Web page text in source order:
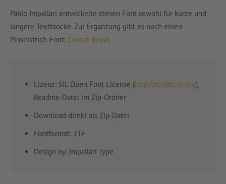
Pablo Impallari entwickelte diesen Font sowohl für kurze und
längere Textblöcke. Zur Ergänzung gibt es noch einen
Pinselstrich-Font: Caveat Brush.
Lizenz: SIL Open Font License (http://scripts.sil.org),
Readme-Datei im Zip-Ordner
Download direkt als Zip-Datei
Fontformat: TTF
Design by: Impallari Type